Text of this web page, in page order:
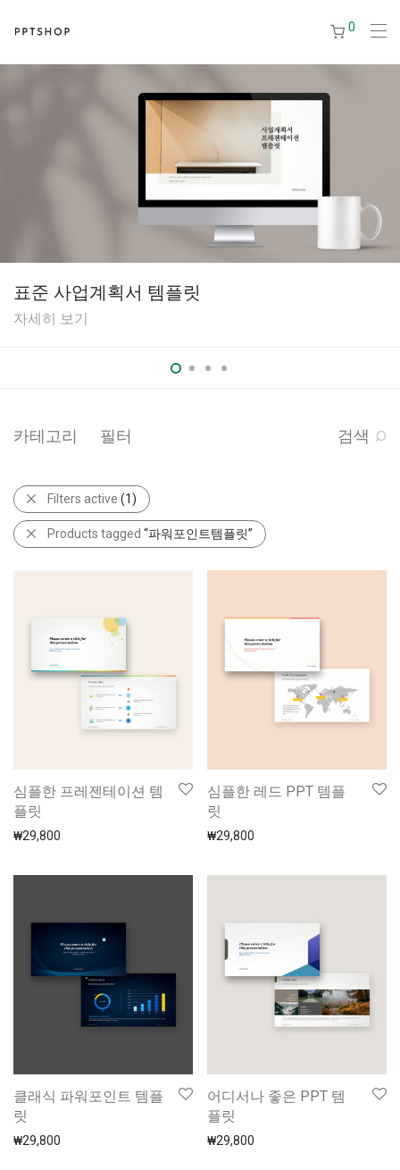
0
표준 사업계획서 템플릿
자세히 보기
카테고리 필터 검색
Filters active (1)
Products tagged “파워포인트템플릿”
심플한 프레젠테이션 템
플릿
₩29,800
심플한 레드 PPT 템플
릿
₩29,800
클래식 파워포인트 템플
릿
₩29,800
어디서나 좋은 PPT 템
플릿
₩29,800